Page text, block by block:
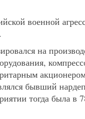
военной
.
на
бывший
тогда была в